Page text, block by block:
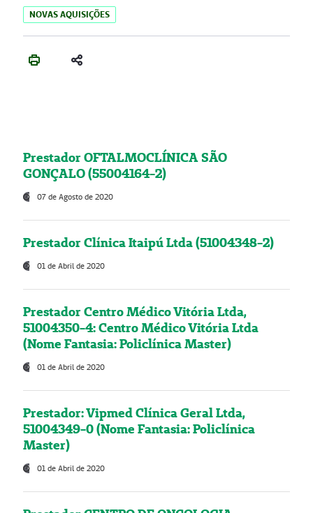
NOVAS AQUISIÇÕES
Prestador OFTALMOCLÍNICA SÃO
GONÇALO (55004164-2)
07 de Agosto de 2020
Prestador Clínica Itaipú Ltda (51004348-2)
01 de Abril de 2020
Prestador Centro Médico Vitória Ltda,
51004350-4: Centro Médico Vitória Ltda
(Nome Fantasia: Policlínica Master)
01 de Abril de 2020
Prestador: Vipmed Clínica Geral Ltda,
51004349-0 (Nome Fantasia: Policlínica
Master)
01 de Abril de 2020